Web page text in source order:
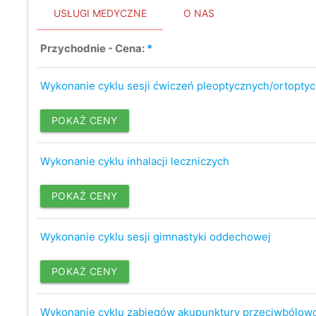
USŁUGI MEDYCZNE O NAS
Przychodnie - Cena: *
Wykonanie cyklu sesji ćwiczeń pleoptycznych/
POKAŻ CENY
Wykonanie cyklu inhalacji leczniczych
POKAŻ CENY
Wykonanie cyklu sesji gimnastyki oddechowej
POKAŻ CENY
Wykonanie cyklu zabiegów akupunktury